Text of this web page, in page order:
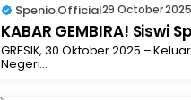
Spenio.official29 October 2025
KABAR GEMBIRA! Siswi
GRESIK, 30 Oktober 2025 –
Negeri...